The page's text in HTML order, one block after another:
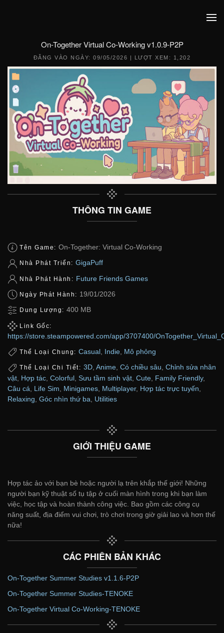
On-Together Virtual Co-Working v1.0.9-P2P
ĐĂNG VÀO NGÀY:09/05/2026 | LƯỢT XEM: 1,202
THÔNG TIN GAME
Tên Game: On-Together: Virtual Co-Working
Nhà Phát Triển: GigaPuff
Nhà Phát Hành: Future Friends Games
Ngày Phát Hành: 19/01/2026
Dung Lượng: 400 MB
Link Gốc:
https://store.steampowered.com/app/3707400/
Thể Loại Chung: Casual Indie Mô phỏng
Thể Loại Chi Tiết: 3D, Anime, Có chiều sâu, Chỉnh sửa nhân
vật Hợp tác Colorful Sưu tầm sinh vật Cute Family Friendly,
Câu cá
Life Sim Minigames Multiplayer, Hợp tác trực tuyến
Relaxing Góc nhìn thứ ba Utilities
GIỚI THIỆU GAME
Hợp tác ảo với bạn bè hoặc người lạ trên khắp thế giới! Những
người bạn kỹ thuật số tụ tập ở cuối màn hình trong khi bạn làm
việc, học tập và hoàn thành công việc. Bao gồm các công cụ
năng suất, địa điểm vui chơi, trò chơi trong giờ giải lao và hơn thế
nữa!
CÁC PHIÊN BẢN KHÁC
On-Together Summer Studies v1.1.6-P2P
On-Together Summer Studies-TENOKE
On-Together Virtual Co-Working-TENOKE